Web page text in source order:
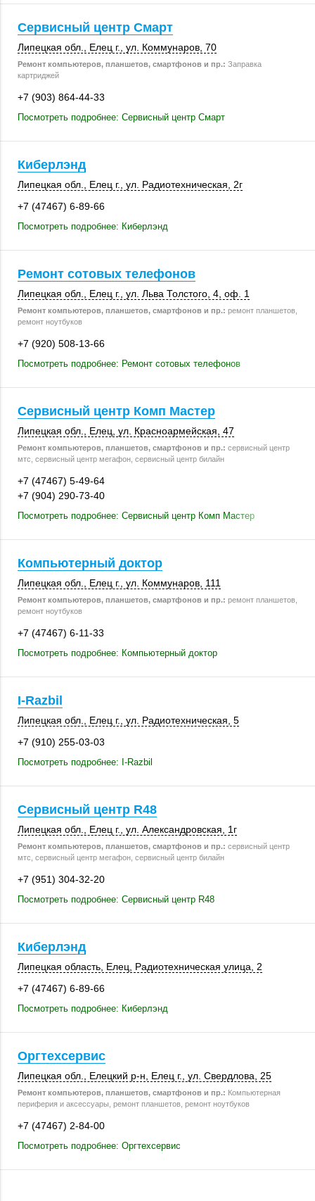
Сервисный центр Смарт
Липецкая обл. Елец г. ул. Коммунаров, 70
Ремонт компьютеров, планшетов, смартфонов и пр.: Заправка
картриджей
+7 (903) 864-44-33
Посмотреть подробнее: Сервисный центр Смарт
Киберлэнд
Липецкая обл. Елец г.
, ул. Радиотехническая, 2г
+7 (47467) 6-89-66
Посмотреть подробнее: Киберлэнд
Ремонт сотовых телефонов
Липецкая обл. Елец г. , ул. Льва Толстого, 4, оф. 1
Ремонт компьютеров, планшетов, смартфонов и пр.: ремонт планшетов,
ремонт ноутбуков
+7 (920) 508-13-66
Посмотреть подробнее: Ремонт сотовых телефонов
Сервисный центр Комп Мастер
Липецкая обл. Елец , ул. Красноармейская, 47
Ремонт компьютеров, планшетов, смартфонов и пр.: сервисный центр
мтс, сервисный центр мегафон, сервисный центр билайн
+7 (47467) 5-49-64
+7 (904) 290-73-40
Посмотреть подробнее: Сервисный центр Комп Мастер
Компьютерный доктор
Липецкая обл. Елец г. ул. Коммунаров 111
Ремонт компьютеров, планшетов, смартфонов и пр.: ремонт планшетов,
ремонт ноутбуков
+7 (47467) 6-11-33
Посмотреть подробнее: Компьютерный доктор
I-Razbil
Липецкая обл. Елец г.
, ул. Радиотехническая, 5
+7 (910) 255-03-03
Посмотреть подробнее: I-Razbil
Сервисный центр R48
Липецкая обл. Елец г. , ул. Александровская, 1г
Ремонт компьютеров, планшетов, смартфонов и пр.: сервисный центр
мтс, сервисный центр мегафон, сервисный центр билайн
+7 (951) 304-32-20
Посмотреть подробнее: Сервисный центр R48
Киберлэнд
Липецкая область Елец , Радиотехническая улица, 2
+7 (47467) 6-89-66
Посмотреть подробнее: Киберлэнд
Оргтехсервис
Липецкая обл. Елецкий р-н Елец г. ул. Свердлова, 25
Ремонт компьютеров, планшетов, смартфонов и пр.: Компьютерная
периферия и аксессуары, ремонт планшетов, ремонт ноутбуков
+7 (47467) 2-84-00
Посмотреть подробнее: Оргтехсервис